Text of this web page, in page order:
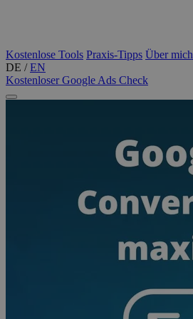
Kostenlose Tools Praxis-Tipps Über mich
DE / EN
Kostenloser Google Ads Check